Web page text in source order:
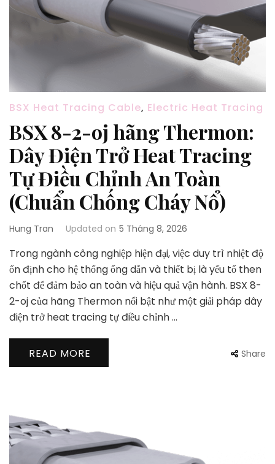
BSX Heat Tracing Cable, Electric Heat Tracing
BSX 8-2-oj hãng Thermon:
Dây Điện Trở Heat Tracing
Tự Điều Chỉnh An Toàn
(Chuẩn Chống Cháy Nổ)
Hung Tran Updated on 5 Tháng 8, 2026
Trong ngành công nghiệp hiện đại, việc duy trì nhiệt độ
ổn định cho hệ thống ống dẫn và thiết bị là yếu tố then
chốt để đảm bảo an toàn và hiệu quả vận hành. BSX 8-
2-oj của hãng Thermon nổi bật như một giải pháp dây
điện trở heat tracing tự điều chỉnh …
READ MORE Share